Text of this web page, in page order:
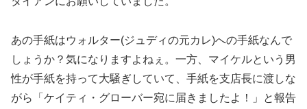
あの手紙はウォルター(ジュディの元カレ)への手紙なんで
しょうか？気になりますよねぇ。一方、マイケルという男
性が手紙を持って大騒ぎしていて、手紙を支店長に渡しな
がら「ケイティ・グローバー宛に届きましたよ！」と報告